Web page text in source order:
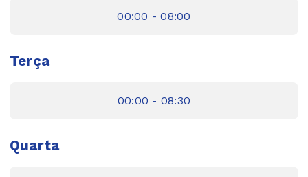
00:00 - 08:00
Terça
00:00 - 08:30
Quarta